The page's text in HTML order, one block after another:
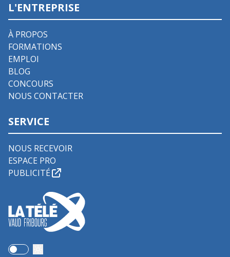
L'ENTREPRISE
À PROPOS
FORMATIONS
EMPLOI
BLOG
CONCOURS
NOUS CONTACTER
SERVICE
NOUS RECEVOIR
ESPACE PRO
PUBLICITÉ
Use setting